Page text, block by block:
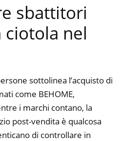
sbattitori
nel
sottolinea l’acquisto di
come BEHOME,
i marchi contano, la
post-vendita è qualcosa
di controllare in